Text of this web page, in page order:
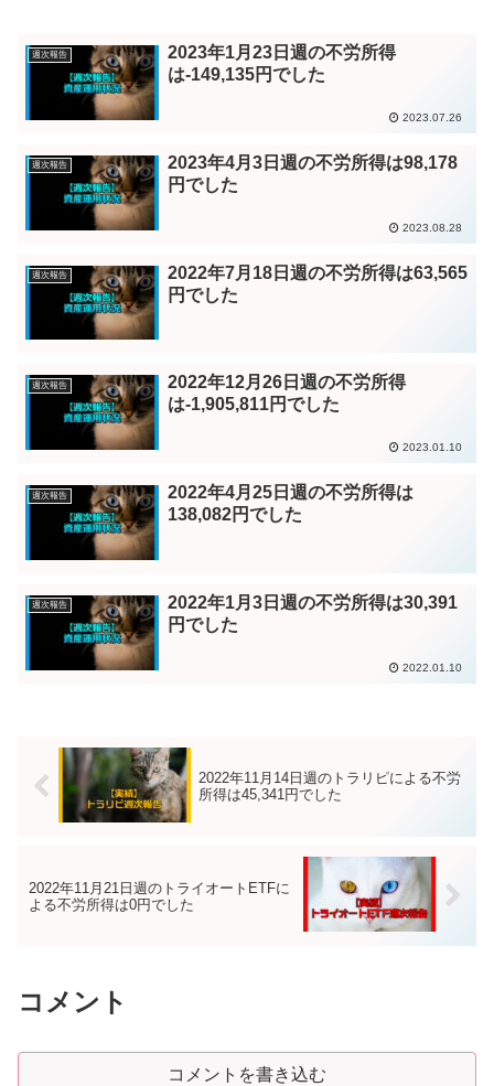
週次報告
2023年1月23日週の不労所得
は-149,135円でした
2023.07.26
週次報告
2023年4月3日週の不労所得は98,178
円でした
2023.08.28
週次報告
2022年7月18日週の不労所得は63,565
円でした
週次報告
2022年12月26日週の不労所得
は-1,905,811円でした
2023.01.10
週次報告
2022年4月25日週の不労所得は
138,082円でした
週次報告
2022年1月3日週の不労所得は30,391
円でした
2022.01.10
2022年11月14日週のトラリピによる不労
所得は45,341円でした
2022年11月21日週のトライオートETFに
よる不労所得は0円でした
コメント
コメントを書き込む